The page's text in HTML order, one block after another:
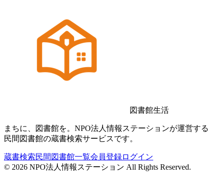
図書館生活
まちに、図書館を。NPO法人情報ステーションが運営する
民間図書館の蔵書検索サービスです。
蔵書検索民間図書館一覧会員登録ログイン
© 2026 NPO法人情報ステーション All Rights Reserved.